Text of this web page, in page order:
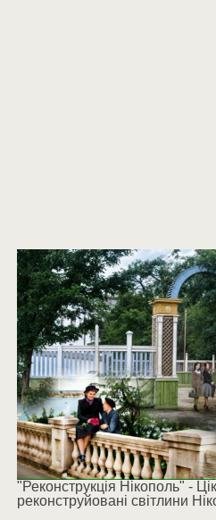
"Реконструкція Нікополь" -
реконструйовані світлини